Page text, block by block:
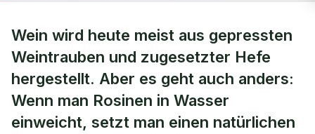
Wie unsere Vorfahren Wein
herstellten
Wein wird heute meist aus gepressten
Weintrauben und zugesetzter Hefe
hergestellt. Aber es geht auch anders:
Wenn man Rosinen in Wasser
einweicht, setzt man einen natürlichen